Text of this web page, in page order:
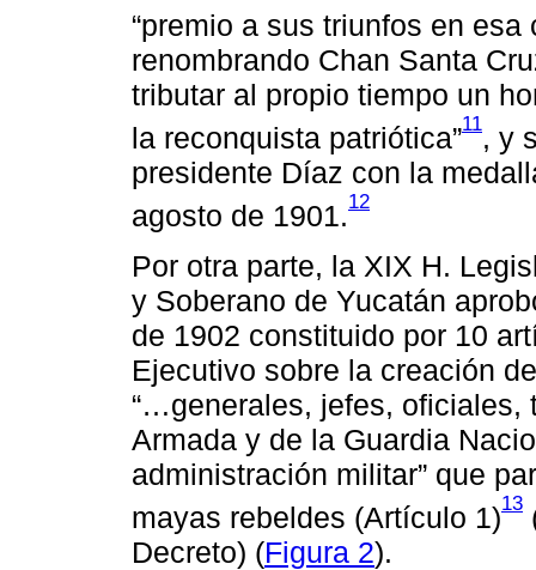
“premio a sus triunfos en
renombrando Chan Santa
tributar al propio tiempo un
la reconquista patriótica”11, y
presidente Díaz con la
agosto de 1901.12
Por otra parte, la XIX H.
y Soberano de Yucatán
de 1902 constituido por 10
Ejecutivo sobre la creación
“…generales, jefes, oficiales,
Armada y de la Guardia
administración militar” que
mayas rebeldes (Artículo 1)13
Decreto) (Figura 2).